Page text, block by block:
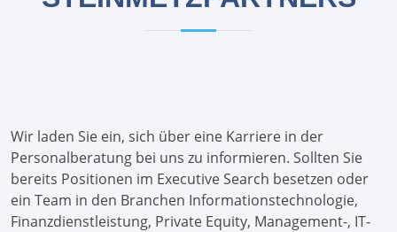
Wir laden Sie ein, sich über eine Karriere in der
Personalberatung bei uns zu informieren. Sollten Sie
bereits Positionen im Executive Search besetzen oder
ein Team in den Branchen Informationstechnologie,
Finanzdienstleistung, Private Equity, Management-, IT-